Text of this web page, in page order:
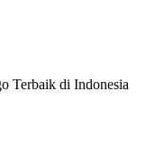
Terbaik di Indonesia